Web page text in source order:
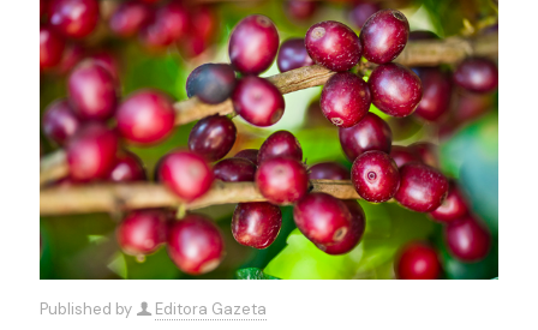
Published by
Editora Gazeta